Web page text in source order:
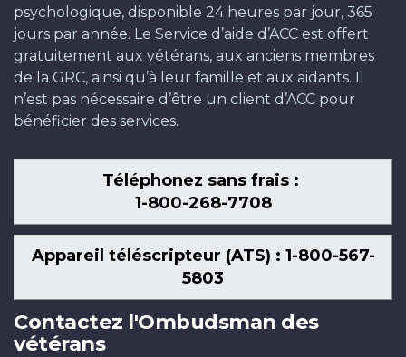
psychologique, disponible 24 heures par jour, 365
jours par année. Le Service d’aide d’ACC est offert
gratuitement aux vétérans, aux anciens membres
de la GRC, ainsi qu’à leur famille et aux aidants. Il
n’est pas nécessaire d’être un client d’ACC pour
bénéficier des services.
Téléphonez sans frais :
1-800-268-7708
Appareil téléscripteur (ATS) : 1-800-567-
5803
Contactez l'Ombudsman des
vétérans